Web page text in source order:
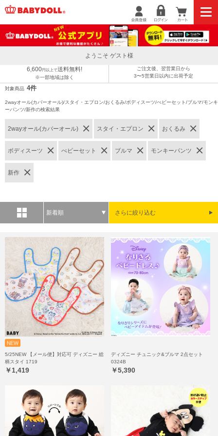
ようこそ ゲスト様
6,600円以上で送料無料!
※一部地域は除く
ご注文後、翌営業日から
3〜5営業日以内に出荷予定
対象商品 4件
2wayオール(カバーオール)/スタイ・エプロン/おくるみ/ボディスーツ/べビーセット/ブルマ/モンキ
ーパンツ/新作の検索結果
2wayオール(カバーオール) スタイ・エプロン おくるみ
ボディスーツ べビーセット ブルマ モンキーパンツ
新作
新着順 さらに絞り込む
5/25NEW 【メール便】対応可 ディズニー 総
柄スタイ 1719
￥1,419
ディズニー チュニック&ブルマ 2点セット
0324B
￥5,390